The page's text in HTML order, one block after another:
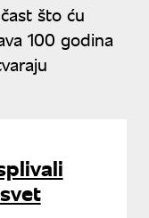
što ću
100 godina